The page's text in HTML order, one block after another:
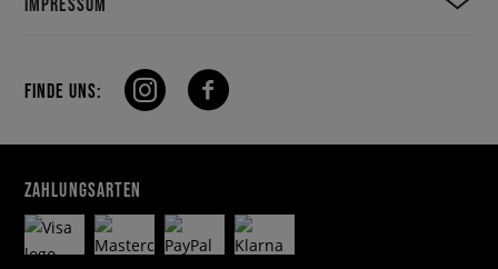
FINDE UNS:
ZAHLUNGSARTEN